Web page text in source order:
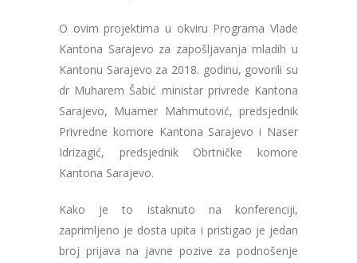
O ovim projektima u okviru Programa Vlade
Kantona Sarajevo za zapošljavanja mladih u
Kantonu Sarajevo za 2018. godinu, govorili su
dr Muharem Šabić ministar privrede Kantona
Sarajevo, Muamer Mahmutović, predsjednik
Privredne komore Kantona Sarajevo i Naser
Idrizagić, predsjednik Obrtničke komore
Kantona Sarajevo.
Kako je to istaknuto na konferenciji,
zaprimljeno je dosta upita i pristigao je jedan
broj prijava na javne pozive za podnošenje